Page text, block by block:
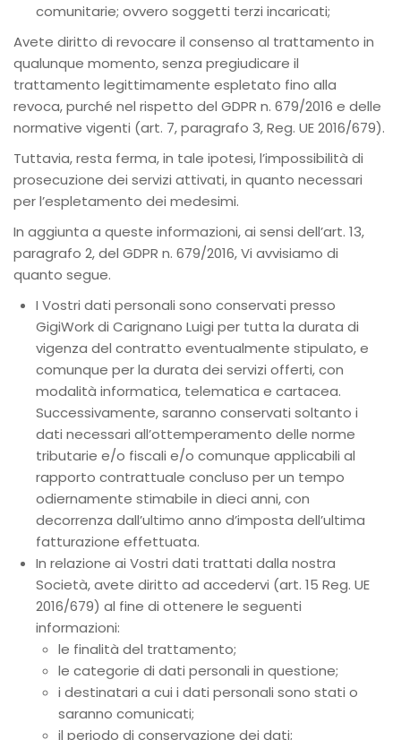
comunitarie; ovvero soggetti terzi incaricati;
Avete diritto di revocare il consenso al trattamento in
qualunque momento, senza pregiudicare il
trattamento legittimamente espletato fino alla
revoca, purché nel rispetto del GDPR n. 679/2016 e delle
normative vigenti (art. 7, paragrafo 3, Reg. UE 2016/679).
Tuttavia, resta ferma, in tale ipotesi, l’impossibilità di
prosecuzione dei servizi attivati, in quanto necessari
per l’espletamento dei medesimi.
In aggiunta a queste informazioni, ai sensi dell’art. 13,
paragrafo 2, del GDPR n. 679/2016, Vi avvisiamo di
quanto segue.
I Vostri dati personali sono conservati presso
GigiWork di Carignano Luigi per tutta la durata di
vigenza del contratto eventualmente stipulato, e
comunque per la durata dei servizi offerti, con
modalità informatica, telematica e cartacea.
Successivamente, saranno conservati soltanto i
dati necessari all’ottemperamento delle norme
tributarie e/o fiscali e/o comunque applicabili al
rapporto contrattuale concluso per un tempo
odiernamente stimabile in dieci anni, con
decorrenza dall’ultimo anno d’imposta dell’ultima
fatturazione effettuata.
In relazione ai Vostri dati trattati dalla nostra
Società, avete diritto ad accedervi (art. 15 Reg. UE
2016/679) al fine di ottenere le seguenti
informazioni:
le finalità del trattamento;
le categorie di dati personali in questione;
i destinatari a cui i dati personali sono stati o
saranno comunicati;
il periodo di conservazione dei dati;